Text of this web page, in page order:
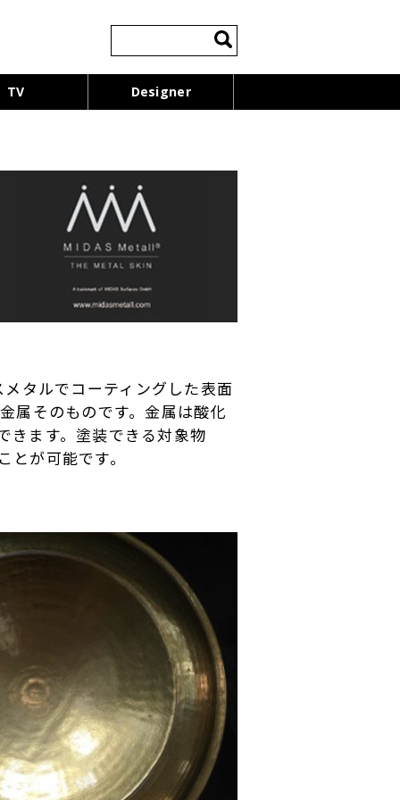
索:
TV Designer
タルでコーティングした表面
属そのものです。金属は酸化
きます。塗装できる対象物
が可能です。